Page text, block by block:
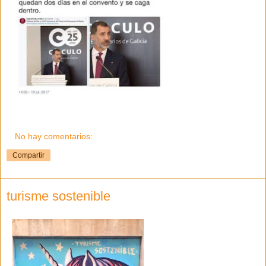
No hay comentarios:
Compartir
turisme sostenible